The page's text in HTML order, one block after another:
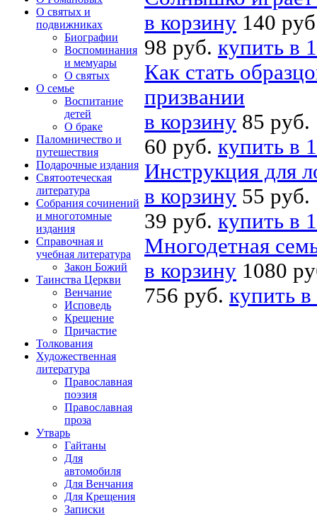
О святых и
подвижниках
Биографии
Воспоминания
и мемуары
О святых
О семье
Воспитание
детей
О браке
Паломничество и
путешествия
Подарочные издания
Святоотеческая
литература
Собрания сочинений
и многотомные
издания
Справочная и
учебная литература
Закон Божий
Таинства Церкви
Венчание
Исповедь
Крещение
Причастие
Толкования
Художественная
литература
Православная
поэзия
Православная
проза
Утварь
Гайтаны
Для
автомобиля
Для Венчания
Для Крещения
Записки
в корзину 140
98 руб. купить в
Как стать
призвании
в корзину 85 руб.
60 руб. купить в
Инструкция для
в корзину 55 руб.
39 руб. купить в
Многодетная
в корзину 1080
756 руб. купить